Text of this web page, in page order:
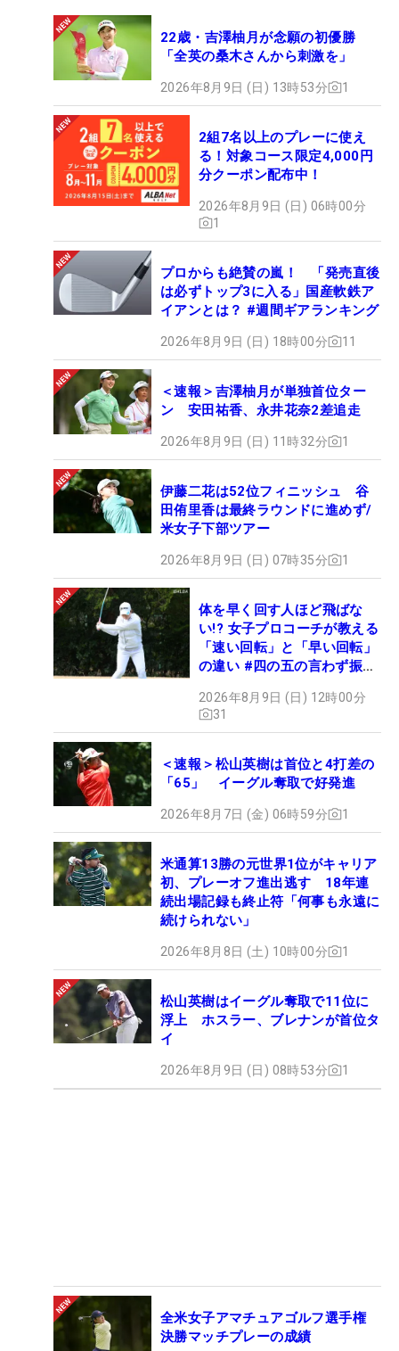
22歳・吉澤柚月が念願の初優勝
「全英の桑木さんから刺激を」
2026年8月9日 (日) 13時53分 1
2組7名以上のプレーに使え
る！対象コース限定4,000円
分クーポン配布中！
2026年8月9日 (日) 06時00分
1
プロからも絶賛の嵐！ 「発売直後
は必ずトップ3に入る」国産軟鉄ア
イアンとは？ #週間ギアランキング
2026年8月9日 (日) 18時00分 11
＜速報＞吉澤柚月が単独首位ター
ン 安田祐香、永井花奈2差追走
2026年8月9日 (日) 11時32分 1
伊藤二花は52位フィニッシュ 谷
田侑里香は最終ラウンドに進めず/
米女子下部ツアー
2026年8月9日 (日) 07時35分 1
体を早く回す人ほど飛ばな
い!? 女子プロコーチが教える
「速い回転」と「早い回転」
の違い #四の五の言わず振り
2026年8月9日 (日) 12時00分
31
＜速報＞松山英樹は首位と4打差の
「65」 イーグル奪取で好発進
2026年8月7日 (金) 06時59分 1
米通算13勝の元世界1位がキャリア
初、プレーオフ進出逃す 18年連
続出場記録も終止符「何事も永遠に
続けられない」
2026年8月8日 (土) 10時00分 1
松山英樹はイーグル奪取で11位に
浮上 ホスラー、ブレナンが首位タ
イ
2026年8月9日 (日) 08時53分 1
全米女子アマチュアゴルフ選手権
決勝マッチプレーの成績